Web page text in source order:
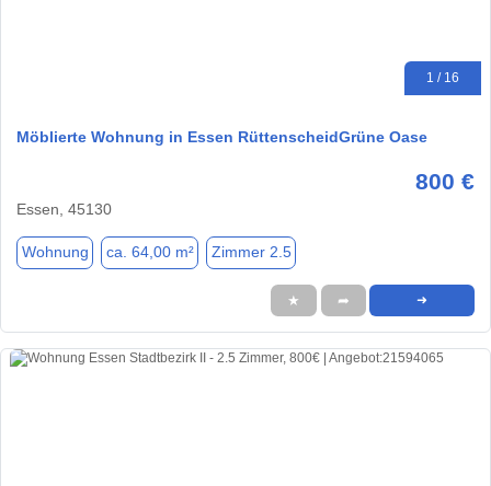
1 / 16
Möblierte Wohnung in Essen RüttenscheidGrüne Oase
800 €
Essen, 45130
Wohnung ca. 64,00 m² Zimmer 2.5
★ ➦ ➜